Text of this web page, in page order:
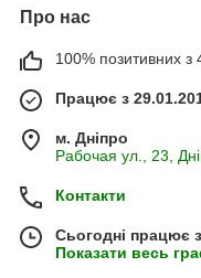
Про нас
100% позитивних з
Працює з
м. Дніпро
Рабочая ул., 23,
Контакти
Сьогодні працює
Показати весь